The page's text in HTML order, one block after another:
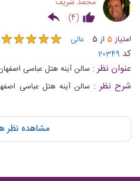
(
4
)
امتیاز5 از 5 عالی ★★★★★
★★★★★
کد 20349
عنوان نظر : سالن آینه هتل عباسی
شرح نظر : سالن آینه هتل عباسی
ها،همایش ها و سمینارها ست
مشاهده نظر